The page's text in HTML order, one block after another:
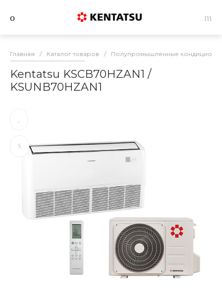
Главная / Каталог товаров / Полупромышленные
Kentatsu KSCB70HZAN1 /
KSUNB70HZAN1